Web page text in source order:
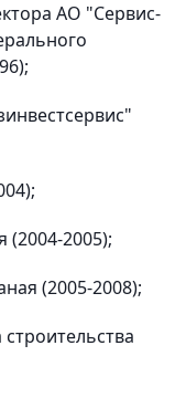
АО "Сервис-
(2004-2005);
(2005-2008);